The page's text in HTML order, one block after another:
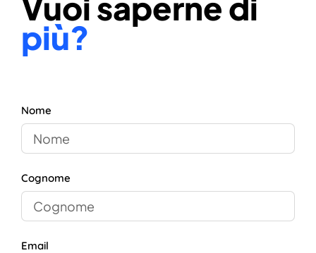
più?
Nome
Cognome
Email